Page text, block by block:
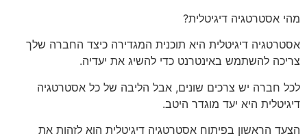
מהי אסטרטגיה דיגיטלית?
אסטרטגיה דיגיטלית היא תוכנית המגדירה כיצד החברה שלך
צריכה להשתמש באינטרנט כדי להשיג את יעדיה.
לכל חברה יש צרכים שונים, אבל הליבה של כל אסטרטגיה
דיגיטלית היא יעד מוגדר היטב.
הצעד הראשון בפיתוח אסטרטגיה דיגיטלית הוא לזהות את